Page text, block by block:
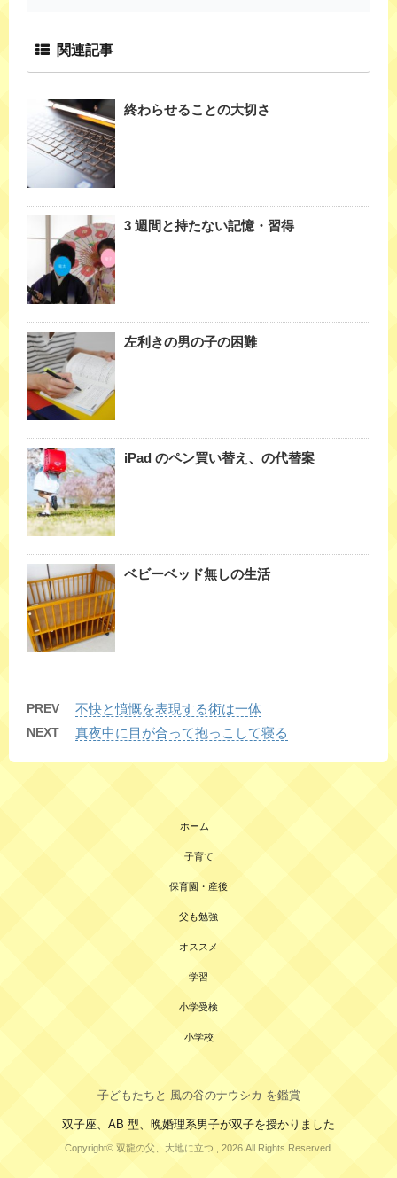
関連記事
終わらせることの大切さ
3 週間と持たない記憶・習得
左利きの男の子の困難
iPad のペン買い替え、の代替案
ベビーベッド無しの生活
PREV 不快と憤慨を表現する術は一体
NEXT 真夜中に目が合って抱っこして寝る
ホーム
子育て
保育園・産後
父も勉強
オススメ
学習
小学受検
小学校
子どもたちと 風の谷のナウシカ を鑑賞
双子座、AB 型、晩婚理系男子が双子を授かりました
Copyright© 双龍の父、大地に立つ , 2026 All Rights Reserved.